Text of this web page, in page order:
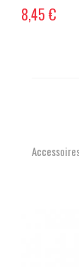
8,45 €